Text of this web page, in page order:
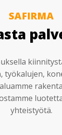
SAFIRMA
yhteistyötä.